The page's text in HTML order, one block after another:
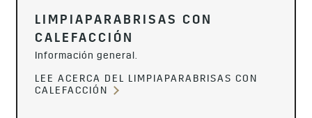
LIMPIAPARABRISAS CON
CALEFACCIÓN
Información general.
LEE ACERCA DEL LIMPIAPARABRISAS CON
CALEFACCIÓN